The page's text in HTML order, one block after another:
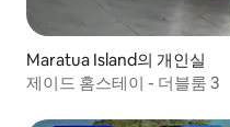
Maratua Island의 개인실
제이드 홈스테이 - 더블룸 3